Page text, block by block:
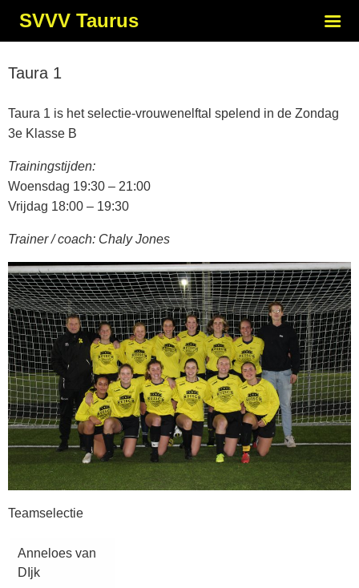
SVVV Taurus
Taura 1
Taura 1 is het selectie-vrouwenelftal spelend in de Zondag
3e Klasse B
Trainingstijden:
Woensdag 19:30 – 21:00
Vrijdag 18:00 – 19:30
Trainer / coach: Chaly Jones
Teamselectie
Anneloes van
DIjk